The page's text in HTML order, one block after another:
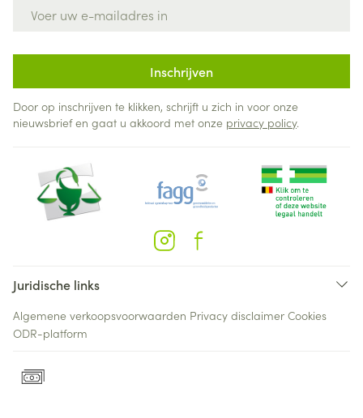
Inschrijven
Door op inschrijven te klikken, schrijft u zich in voor onze
nieuwsbrief en gaat u akkoord met onze privacy policy.
Juridische links
Algemene verkoopsvoorwaarden Privacy disclaimer Cookies
ODR-platform